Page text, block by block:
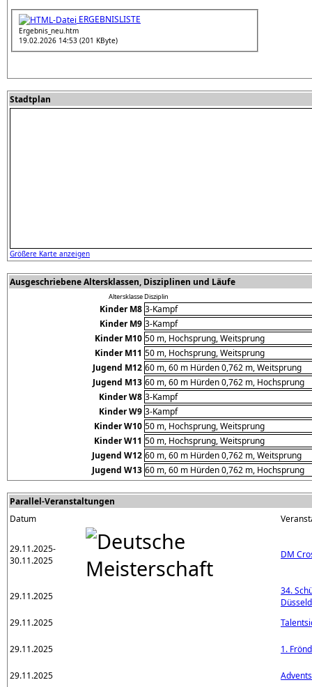
ERGEBNISLISTE
Ergebnis_neu.htm
19.02.2026 14:53 (201 KByte)
Stadtplan
Größere Karte anzeigen
Ausgeschriebene Altersklassen, Disziplinen und Läufe
AltersklasseDisziplin
Kinder M8 3-Kampf
Kinder M9 3-Kampf
Kinder M10 50 m, Hochsprung, Weitsprung
Kinder M11 50 m, Hochsprung, Weitsprung
Jugend M12 60 m, 60 m Hürden 0,762 m, Weitsprung
Jugend M13 60 m, 60 m Hürden 0,762 m, Hochsprung
Kinder W8 3-Kampf
Kinder W9 3-Kampf
Kinder W10 50 m, Hochsprung, Weitsprung
Kinder W11 50 m, Hochsprung, Weitsprung
Jugend W12 60 m, 60 m Hürden 0,762 m, Weitsprung
Jugend W13 60 m, 60 m Hürden 0,762 m, Hochsprung
Parallel-Veranstaltungen
Datum
29.11.2025-
30.11.2025
DM
29.11.2025
34.
29.11.2025
29.11.2025 1.
29.11.2025